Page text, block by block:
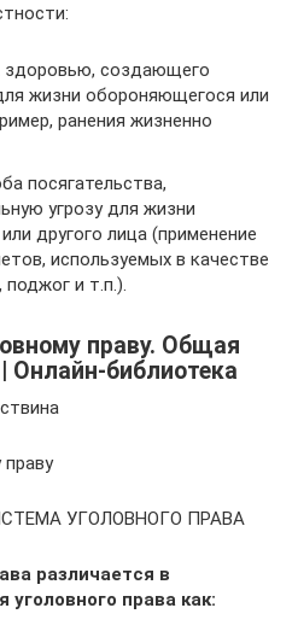
здоровью, создающего
жизни обороняющегося или
ранения жизненно
посягательства,
угрозу для жизни
другого лица (применение
используемых в качестве
и т.п.).
праву. Общая
Онлайн-библиотека
УГОЛОВНОГО ПРАВА
различается в
уголовного права как: